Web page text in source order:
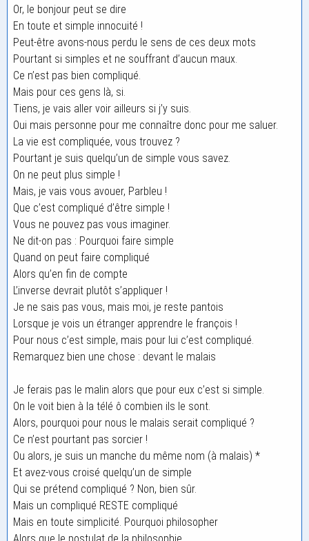
Or, le bonjour peut se dire
En toute et simple innocuité !
Peut-être avons-nous perdu le sens de ces deux mots
Pourtant si simples et ne souffrant d’aucun maux.
Ce n’est pas bien compliqué.
Mais pour ces gens là, si.
Tiens, je vais aller voir ailleurs si j’y suis.
Oui mais personne pour me connaître donc pour me saluer.
La vie est compliquée, vous trouvez ?
Pourtant je suis quelqu’un de simple vous savez.
On ne peut plus simple !
Mais, je vais vous avouer, Parbleu !
Que c’est compliqué d’être simple !
Vous ne pouvez pas vous imaginer.
Ne dit-on pas : Pourquoi faire simple
Quand on peut faire compliqué
Alors qu’en fin de compte
L’inverse devrait plutôt s’appliquer !
Je ne sais pas vous, mais moi, je reste pantois
Lorsque je vois un étranger apprendre le françois !
Pour nous c’est simple, mais pour lui c’est compliqué.
Remarquez bien une chose : devant le malais
Je ferais pas le malin alors que pour eux c’est si simple.
On le voit bien à la télé ô combien ils le sont.
Alors, pourquoi pour nous le malais serait compliqué ?
Ce n’est pourtant pas sorcier !
Ou alors, je suis un manche du même nom (à malais) *
Et avez-vous croisé quelqu’un de simple
Qui se prétend compliqué ? Non, bien sûr.
Mais un compliqué RESTE compliqué
Mais en toute simplicité. Pourquoi philosopher